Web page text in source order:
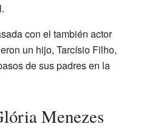
con el también actor
un hijo, Tarcísio Filho,
de sus padres en la
Menezes